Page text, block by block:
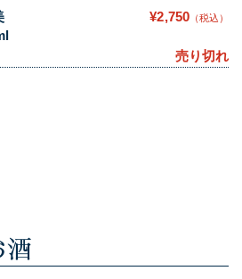
¥2,750 （税込）
売り切れ
酒